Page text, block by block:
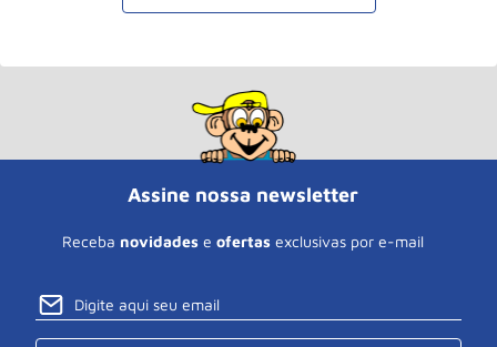
Assine nossa newsletter
Receba novidades e ofertas exclusivas por e-mail